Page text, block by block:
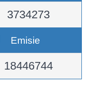
3734273
Emisie
18446744